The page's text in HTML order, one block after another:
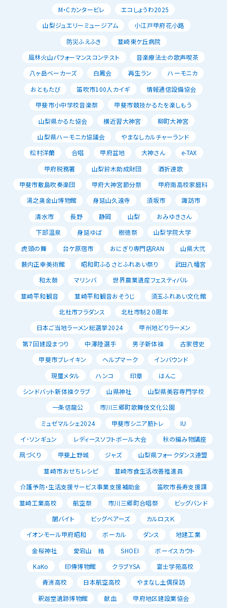
M・Cカンタービレ
エコしょうわ2025
山梨ジュエリーミュージアム
小江戸甲府花小路
防災ふえふき
韮崎東ケ丘病院
風林火山パフォーマンスコンテスト
音楽療法士の歌声喫茶
八ヶ岳ベーカーズ
白鳳会 再生ラン
ハーモニカ
おともたび
笛吹市100人カイギ
情報通信設備協会
甲斐市小中学校音楽祭
甲斐市競技かるたを楽しもう
山梨県かるた協会
横近習大神宮
柳町大神宮
山梨県ハーモニカ協議会
やまなしカルチャーランド
松村洋蘭
合唱 甲府盆地 大神さん
e-TAX
甲府税務署
山梨鈴木助成財団
酒折連歌
甲斐市敷島吹奏楽団
甲府大神宮節分祭
甲府南高校家庭科
湯之奥金山博物館
身延山久遠寺 須坂市
諏訪市
清水市
長野 静岡 山梨
おみゆきさん
下部温泉
身延ゆば 樹徳祭
山梨学院大学
虎頭の舞
台ケ原宿市 おにぎり専門店RAN
山県大弐
薮内正幸美術館
昭和町ふるさとふれあい祭り
武田八幡宮
和太鼓
マリンバ
世界農業遺産フェスティバル
韮崎平和観音
韮崎平和観音おそうじ
須玉ふれあい文化館
北杜市フラダンス
北杜市制２０周年
日本ご当地ラーメン総選挙2024
甲州地どりラーメン
第７回建設まつり
中澤陸選手 男子新体操
古家啓史
甲斐市ブレイキン
ヘルプマーク
インバウンド
現璽メタル
ハンコ 印章
はんこ
シンドバット新体操クラブ
山県神社
山梨県美容専門学校
一条信龍公
市川三郷町歌舞伎文化公園
ミュゼマルシェ2024
甲斐市シニア筋トレ
IU
イ･ソンギュン
レディースソフトボール大会
秋の編み物講座
凧づくり
甲斐上野城 ジャズ
山梨県フォークダンス連盟
韮崎市おせちレシピ
韮崎市食生活改善推進員
介護予防・生活支援サービス事業支援補助金
笛吹市長寿支援課
韮崎工業高校
航空祭 市川三郷町合唱祭
ビッグバンド
闇バイト
ビッグベアーズ
カルロスＫ
イオンモール甲府昭和
ボーカル ダンス
地建工業
金桜神社
愛宕山 結 SHOEI
ボーイスカウト
KaKo
印傳博物館 クラブYSA
富士学苑高校
青洲高校
日本航空高校
やまなし土偶探訪
釈迦堂遺跡博物館
献血
甲府地区建設業協会